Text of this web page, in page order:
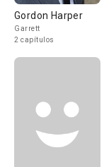
Gordon Harper
Garrett
2 capítulos